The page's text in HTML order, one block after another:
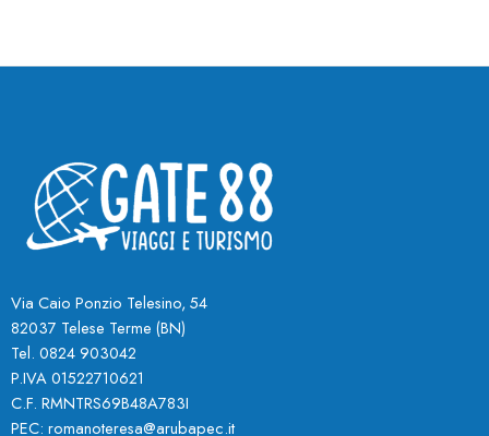
Via Caio Ponzio Telesino, 54
82037 Telese Terme (BN)
Tel. 0824 903042
P.IVA 01522710621
C.F. RMNTRS69B48A783I
PEC: romanoteresa@arubapec.it